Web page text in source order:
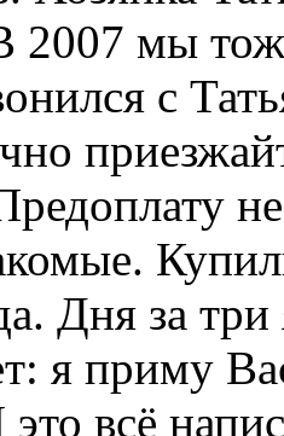
2007 мы
с
Дня за
я приму
всё